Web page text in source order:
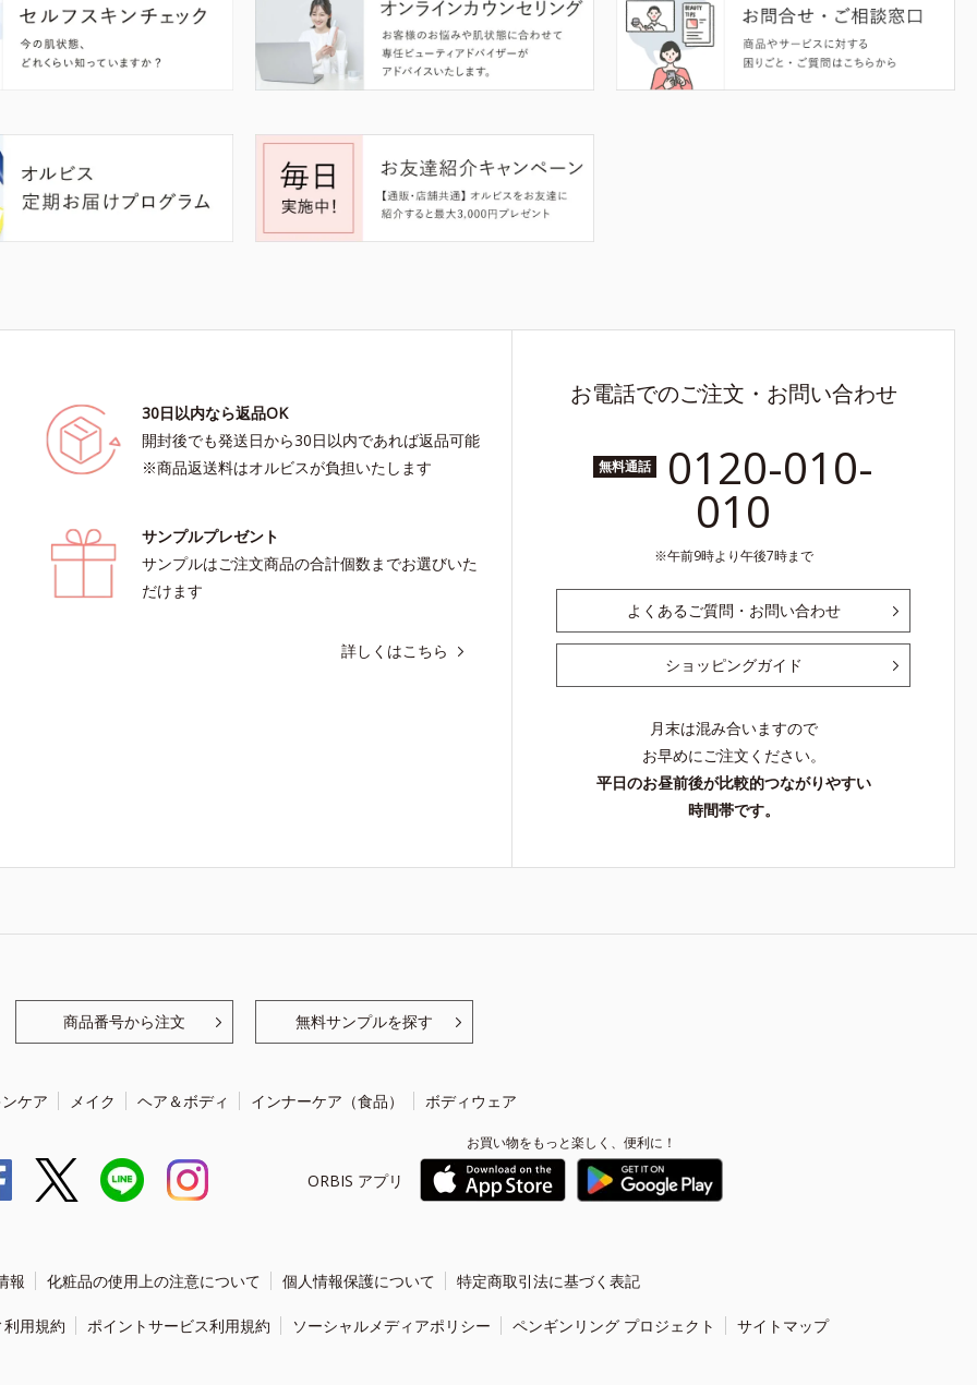
30日以内なら返品OK
開封後でも発送日から30日以内であれば返品可能
※商品返送料はオルビスが負担いたします
サンプルプレゼント
サンプルはご注文商品の合計個数までお選びいた
だけます
詳しくはこちら
お電話でのご注文・お問い合わせ
無料通話 0120-010-
010
午前9時より午後7時まで
よくあるご質問・お問い合わせ
ショッピングガイド
月末は混み合いますので
お早めにご注文ください。
平日のお昼前後が比較的つながりやすい
時間帯です。
商品番号から注文 無料サンプルを探す
ケア メイク ヘア＆ボディ インナーケア（食品） ボディウェア
ORBIS アプリ
お買い物をもっと楽しく、便利に！
報 化粧品の使用上の注意について 個人情報保護について 特定商取引法に基づく表記
用規約 ポイントサービス利用規約 ソーシャルメディアポリシー ペンギンリング プロジェクト サイトマップ